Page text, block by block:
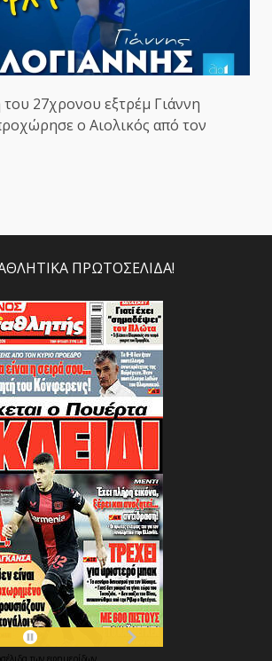
27χρονου εξτρέμ Γιάννη
ο Αιολικός από τον
ΠΡΩΤΟΣΕΛΙΔΑ!
των εφημερίδων